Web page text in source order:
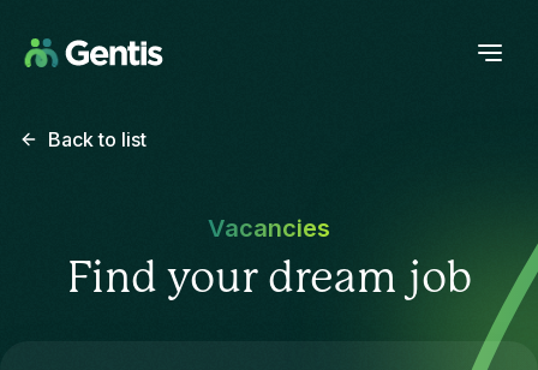
Back to list
Vacancies
Find your dream job